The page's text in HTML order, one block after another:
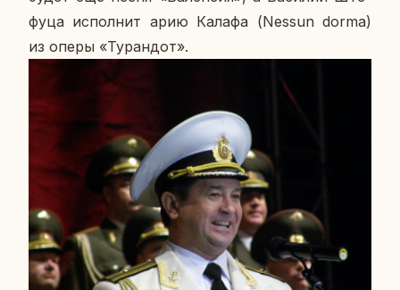
фу­ца ис­пол­нит арию Калафа (Nessun dorma)
из оперы «Ту­ран­дот».